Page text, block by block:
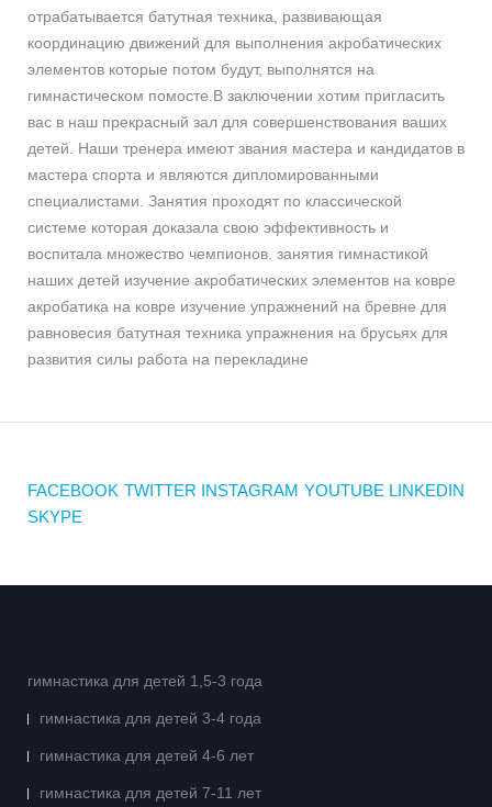
отрабатывается батутная техника, развивающая
координацию движений для выполнения акробатических
элементов которые потом будут, выполнятся на
гимнастическом помосте.В заключении хотим пригласить
вас в наш прекрасный зал для совершенствования ваших
детей. Наши тренера имеют звания мастера и кандидатов в
мастера спорта и являются дипломированными
специалистами. Занятия проходят по классической
системе которая доказала свою эффективность и
воспитала множество чемпионов. занятия гимнастикой
наших детей изучение акробатических элементов на ковре
акробатика на ковре изучение упражнений на бревне для
равновесия батутная техника упражнения на брусьях для
развития силы работа на перекладине
FACEBOOK TWITTER INSTAGRAM YOUTUBE LINKEDIN
SKYPE
гимнастика для детей 1,5-3 года
гимнастика для детей 3-4 года
гимнастика для детей 4-6 лет
гимнастика для детей 7-11 лет